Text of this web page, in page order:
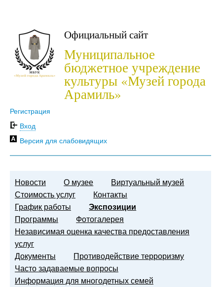
Официальный сайт
Муниципальное
бюджетное учреждение
культуры «Музей города
Арамиль»
Регистрация
Вход
Версия для слабовидящих
Новости О музее
Виртуальный музей
Стоимость услуг
Контакты
График работы
Экспозиции
Программы
Фотогалерея
Независимая оценка качества предоставления
услуг
Документы
Противодействие терроризму
Часто задаваемые вопросы
Информация для многодетных семей